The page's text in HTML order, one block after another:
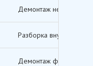
Демонтаж несущих и
Разборка внутренних
Демонтаж